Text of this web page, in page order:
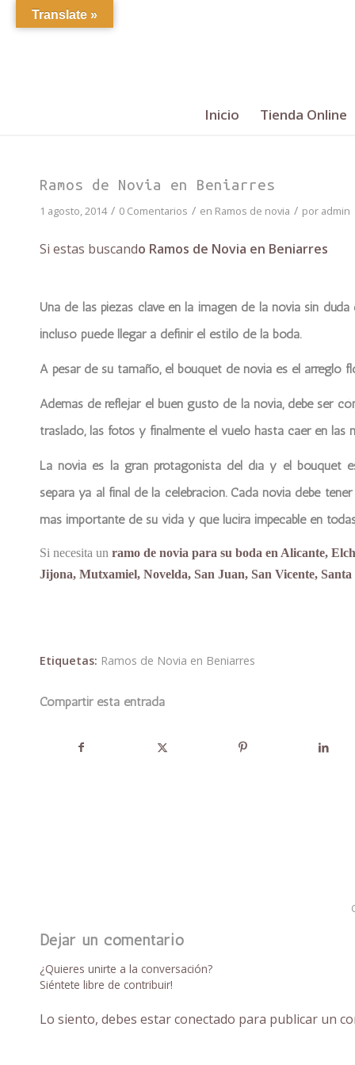
Inicio Tienda Online
Ramos de Novia en Beniarres
1 agosto, 2014 / 0 Comentarios / en Ramos de novia / por admin
Si estas buscando Ramos de Novia en Beniarres
Una de las piezas clave en la imagen de la novia sin
incluso puede llegar a definir el estilo de la boda.
A pesar de su tamaño, el bouquet de novia es el arreglo
Además de reflejar el buen gusto de la novia, debe ser
traslado, las fotos y finalmente el vuelo hasta caer en las
La novia es la gran protagonista del día y el bouquet
separa ya al final de la celebración. Cada novia debe
más importante de su vida y que lucirá impecable en
Si necesita un ramo de novia para su boda en Alicante,
Jijona, Mutxamiel, Novelda, San Juan, San Vicente,
Etiquetas: Ramos de Novia en Beniarres
Compartir esta entrada
Dejar un comentario
¿Quieres unirte a la conversación?
Siéntete libre de contribuir!
Lo siento, debes estarconectado para publicar un
Translate »